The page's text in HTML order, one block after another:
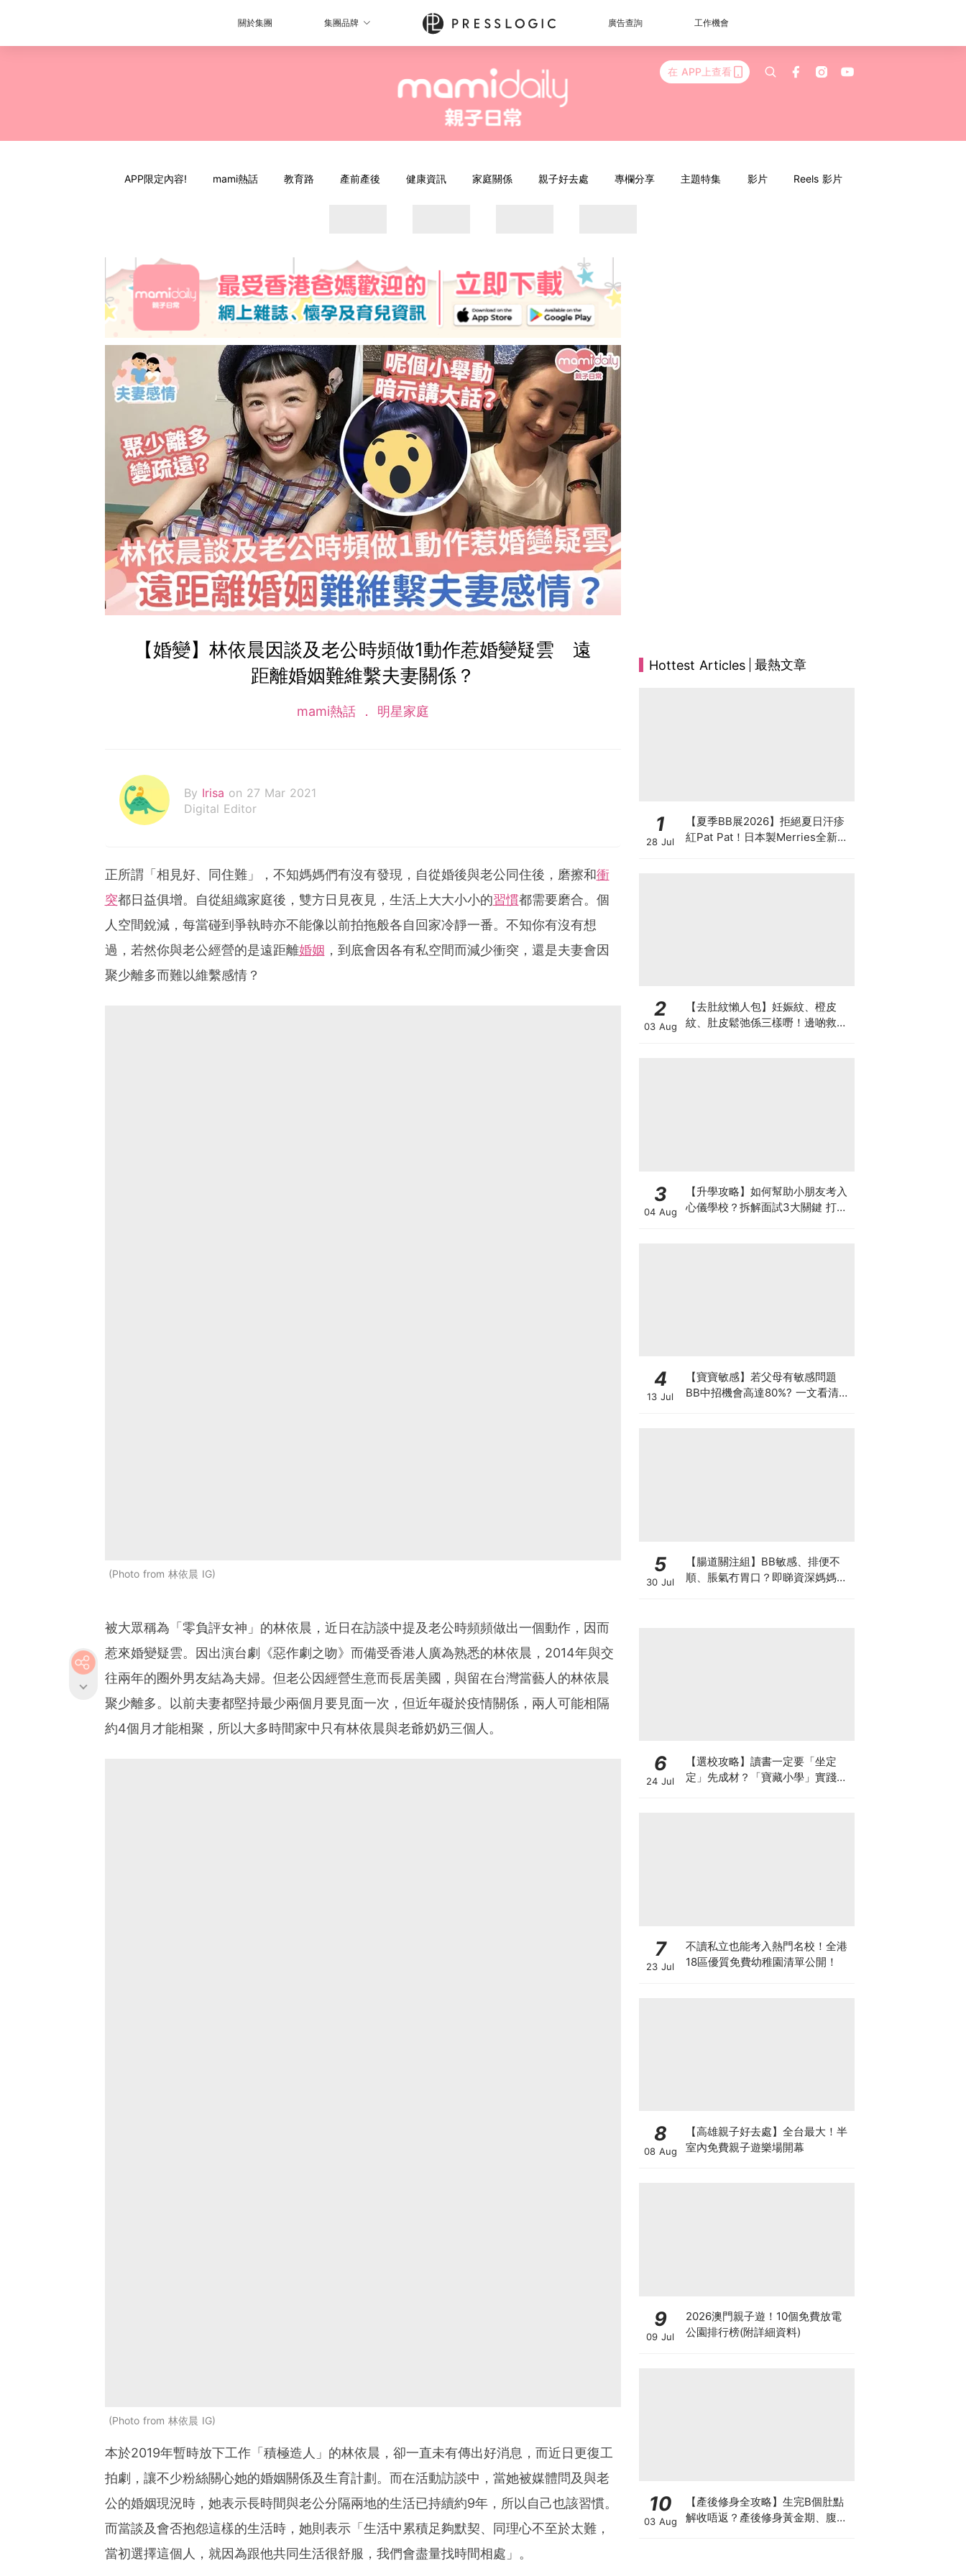
關於集團 集團品牌 廣告查詢 工作機會
在 APP上查看
APP限定內容! mami熱話 教育路 產前產後 健康資訊 家庭關係 親子好去處 專欄分享 主題特集 影片 Reels 影片
【婚變】林依晨因談及老公時頻做1動作惹婚變疑雲 遠
距離婚姻難維繫夫妻關係？
mami熱話 明星家庭
By Irisa on 27 Mar 2021
Digital Editor
正所謂「相見好、同住難」，不知媽媽們有沒有發現，自從婚後與老公同住後，磨擦和衝
突都日益俱增。自從組織家庭後，雙方日見夜見，生活上大大小小的習慣都需要磨合。個
人空間銳減，每當碰到爭執時亦不能像以前拍拖般各自回家冷靜一番。不知你有沒有想
過，若然你與老公經營的是遠距離婚姻 ，到底會因各有私空間而減少衝突，還是夫妻會因
聚少離多而難以維繫感情？
Photo from 林依晨 IG
被大眾稱為「零負評女神」的林依晨，近日在訪談中提及老公時頻頻做出一個動作，因而
惹來婚變疑雲。因出演台劇《惡作劇之吻》而備受香港人廣為熟悉的林依晨，2014年與交
往兩年的圈外男友結為夫婦。但老公因經營生意而長居美國，與留在台灣當藝人的林依晨
聚少離多。以前夫妻都堅持最少兩個月要見面一次，但近年礙於疫情關係，兩人可能相隔
約4個月才能相聚，所以大多時間家中只有林依晨與老爺奶奶三個人。
Photo from 林依晨 IG
本於2019年暫時放下工作「積極造人」的林依晨，卻一直未有傳出好消息，而近日更復工
拍劇，讓不少粉絲關心她的婚姻關係及生育計劃。而在活動訪談中，當她被媒體問及與老
公的婚姻現況時，她表示長時間與老公分隔兩地的生活已持續約9年，所以自己也該習慣。
而當談及會否抱怨這樣的生活時，她則表示「生活中累積足夠默契、同理心不至於太難，
當初選擇這個人，就因為跟他共同生活很舒服，我們會盡量找時間相處」。
Hottest Articles 最熱文章
1
28 Jul
【夏季BB展2026】拒絕夏日汗疹
紅Pat Pat！日本製Merries全新超
2
03 Aug
【去肚紋懶人包】妊娠紋、橙皮
紋、肚皮鬆弛係三樣嘢！邊啲救得
3
04 Aug
【升學攻略】如何幫助小朋友考入
心儀學校？拆解面試3大關鍵 打好
4
13 Jul
【寶寶敏感】若父母有敏感問題
BB中招機會高達80%? 一文看清預
5
30 Jul
【腸道關注組】BB敏感、排便不
順、脹氣冇胃口？即睇資深媽媽分
6
24 Jul
【選校攻略】讀書一定要「坐定
定」先成材？「寶藏小學」實踐動
7
23 Jul
不讀私立也能考入熱門名校！全港
18區優質免費幼稚園清單公開！
8
08 Aug
【高雄親子好去處】全台最大！半
室內免費親子遊樂場開幕
9
09 Jul
2026澳門親子遊！10個免費放電
公園排行榜(附詳細資料)
10
03 Aug
【產後修身全攻略】生完B個肚點
解收唔返？產後修身黃金期、腹直